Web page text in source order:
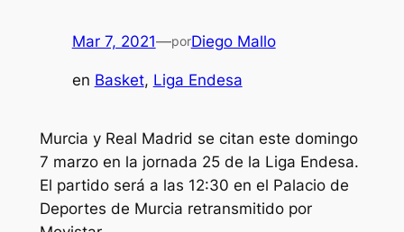
Mar 7, 2021—porDiego Mallo
en Basket, Liga Endesa
Murcia y Real Madrid se citan este domingo
7 marzo en la jornada 25 de la Liga Endesa.
El partido será a las 12:30 en el Palacio de
Deportes de Murcia retransmitido por